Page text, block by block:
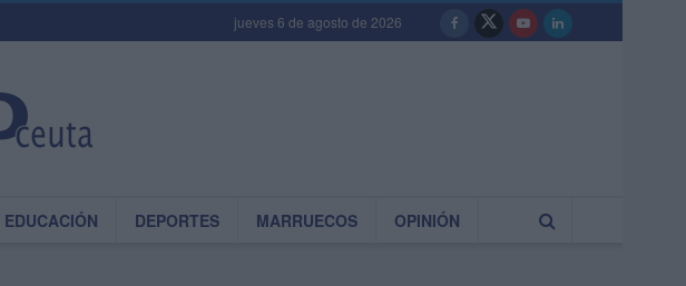
jueves 6 de agosto de 2026
EDUCACIÓN DEPORTES MARRUECOS OPINIÓN